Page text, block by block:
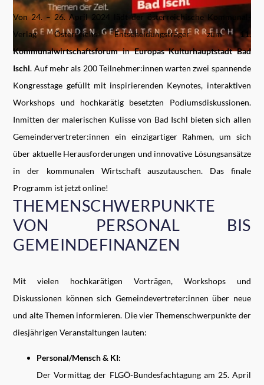
Von 24. – 26. April 2024 lädt der österreichische Kommunal-
Verlag Österreichs Entscheidungsträger zum11.
KommunalwirtschaftsforuminEuropas Kulturhauptstadt Bad
Ischl. Auf mehr als 200 Teilnehmer:innen warten zwei spannende
Kongresstage gefüllt mit inspirierenden Keynotes, interaktiven
Workshops und hochkarätig besetzten Podiumsdiskussionen.
Inmitten der malerischen Kulisse von Bad Ischl bieten sich allen
Gemeindervertreter:innen ein einzigartiger Rahmen, um sich
über aktuelle Herausforderungen und innovative Lösungsansätze
in der kommunalen Wirtschaft auszutauschen. Das finale
Programm ist jetzt online!
THEMENSCHWERPUNKTE
VON PERSONAL BIS
GEMEINDEFINANZEN
Mit vielen hochkarätigen Vorträgen, Workshops und
Diskussionen können sich Gemeindevertreter:innen über neue
und alte Themen informieren. Die vier Themenschwerpunkte der
diesjährigen Veranstaltungen lauten:
Personal/Mensch & KI:
Der Vormittag der FLGÖ-Bundesfachtagung am 25. April